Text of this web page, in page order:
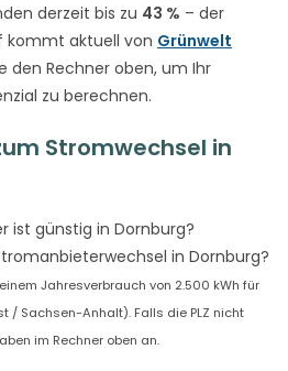
derzeit bis zu 43 % – der
kommt aktuell von Grünwelt
den Rechner oben, um Ihr
zu berechnen.
Stromwechsel in
ist günstig in Dornburg?
in Dornburg?
Jahresverbrauch von 2.500 kWh für
/ Sachsen-Anhalt). Falls die PLZ nicht
im Rechner oben an.